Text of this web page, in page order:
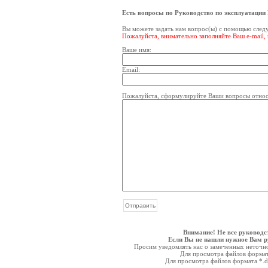
Есть вопросы по Руководство по
Вы можете задать нам вопрос(ы) с помощью
Пожалуйста, внимательно заполняйте Ваш e-
Ваше имя:
Email:
Пожалуйста, сформулируйте Ваши вопросы
Внимание! Не все
Если Вы не нашли нужное Вам
Просим уведомлять нас о замеченных
Для просмотра файлов
Для просмотра файлов формата